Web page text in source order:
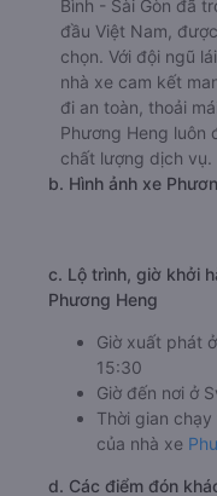
Bình - Sài Gòn đã
đầu Việt Nam,
chọn. Với đội ngũ
nhà xe cam kết
đi an toàn, thoải
Phương Heng luôn
chất lượng dịch vụ.
b. Hình ảnh xe